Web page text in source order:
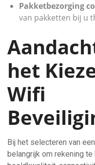
Pakketbezorging
van pakketten bij u
het
Wifi
Bij het selecteren van
belangrijk om rekening